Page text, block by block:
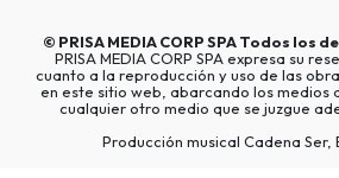
© PRISA MEDIA CORP SPATodos los
PRISA MEDIA CORP SPA expresa su
cuanto a la reproducción y uso de las
en este sitio web, abarcando los medios
cualquier otro medio que se juzgue
Producción musical Cadena Ser,